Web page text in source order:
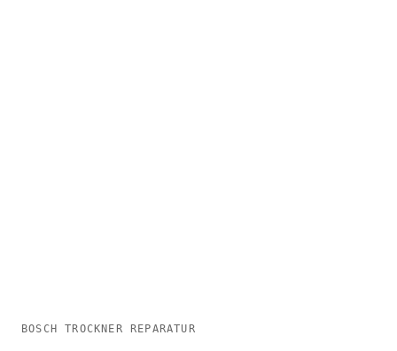
BOSCH TROCKNER REPARATUR